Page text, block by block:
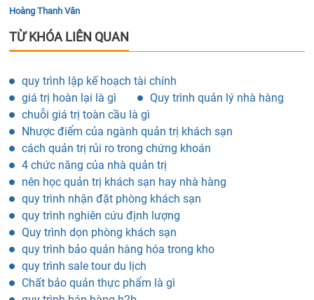
Hoàng Thanh Vân
TỪ KHÓA LIÊN QUAN
quy trình lập kế hoạch tài chính
giá trị hoàn lại là gì
Quy trình quản lý nhà hàng
chuỗi giá trị toàn cầu là gì
Nhược điểm của ngành quản trị khách sạn
cách quản trị rủi ro trong chứng khoán
4 chức năng của nhà quản trị
nên học quản trị khách sạn hay nhà hàng
quy trình nhận đặt phòng khách sạn
quy trình nghiên cứu định lượng
Quy trình dọn phòng khách sạn
quy trình bảo quản hàng hóa trong kho
quy trình sale tour du lịch
Chất bảo quản thực phẩm là gì